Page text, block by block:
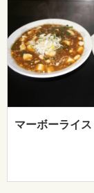
マーボーライス